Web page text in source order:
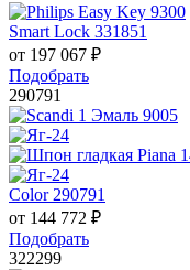
Smart Lock 331851
от 197 067 ₽
Подобрать
290791
Color 290791
от 144 772 ₽
Подобрать
322299